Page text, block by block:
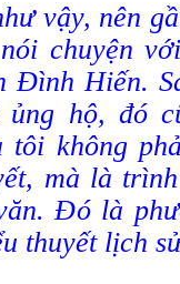
vậy, nên
chuyện
Đình Hiến.
ủng hộ, đó
tôi không
mà là
Đó là
thuyết lịch